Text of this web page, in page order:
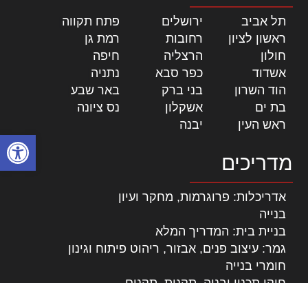
פתח
תל אביב ירושלים פתח תקווה
ראשון לציון
רחובות רמת גן
חולון
הרצליה חיפה
אשדוד
כפר סבא נתניה
הוד השרון
בני ברק באר שבע
בת ים
אשקלון נס ציונה
ראש העין
יבנה
מדריכים
אדריכלות: פרוגרמות, מחקר ועיון
בנייה
בניית בית: המדריך המלא
גמר: עיצוב פנים, אבזור, ריהוט פיתוח וגינון
חומרי בנייה